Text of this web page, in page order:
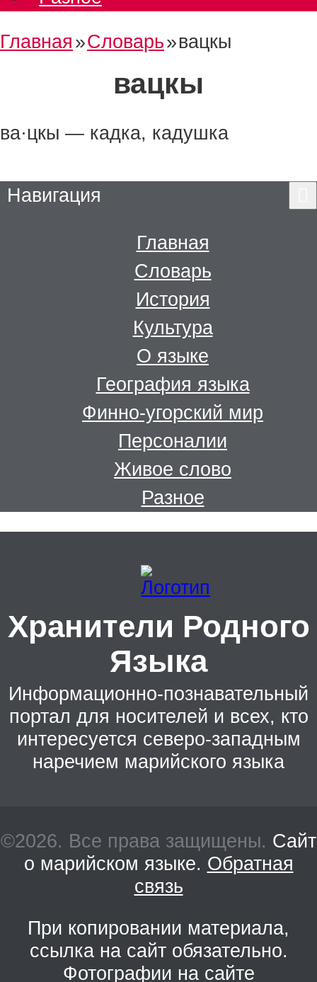
Главная»Словарь»вацкы
вацкы
ва·цкы — кадка, кадушка
Навигация
Главная
Словарь
История
Культура
О языке
География языка
Финно-угорский мир
Персоналии
Живое слово
Разное
Хранители Родного
Языка
Информационно-познавательный
портал для носителей и всех, кто
интересуется северо-западным
наречием марийского языка
©2026. Все права защищены. Сайт
о марийском языке. Обратная
связь
При копировании материала,
ссылка на сайт обязательно.
Фотографии на сайте